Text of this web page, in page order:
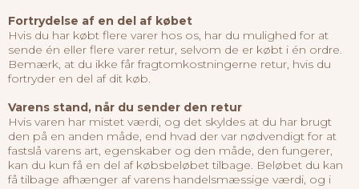
Fortrydelse af en del af købet
Hvis du har købt flere varer hos os, har du mulighed for at
sende én eller flere varer retur, selvom de er købt i én ordre.
Bemærk, at du ikke får fragtomkostningerne retur, hvis du
fortryder en del af dit køb.
Varens stand, når du sender den retur
Hvis varen har mistet værdi, og det skyldes at du har brugt
den på en anden måde, end hvad der var nødvendigt for at
fastslå varens art, egenskaber og den måde, den fungerer,
kan du kun få en del af købsbeløbet tilbage. Beløbet du kan
få tilbage afhænger af varens handelsmæssige værdi, og i